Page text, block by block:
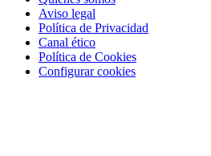
Aviso legal
Política de Privacidad
Canal ético
Política de Cookies
Configurar cookies